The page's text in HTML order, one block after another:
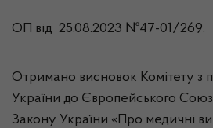
ОП від 25.08.2023 №47-01/269.
Отримано висновок Комітету з
України до Європейського
Закону України «Про медичні